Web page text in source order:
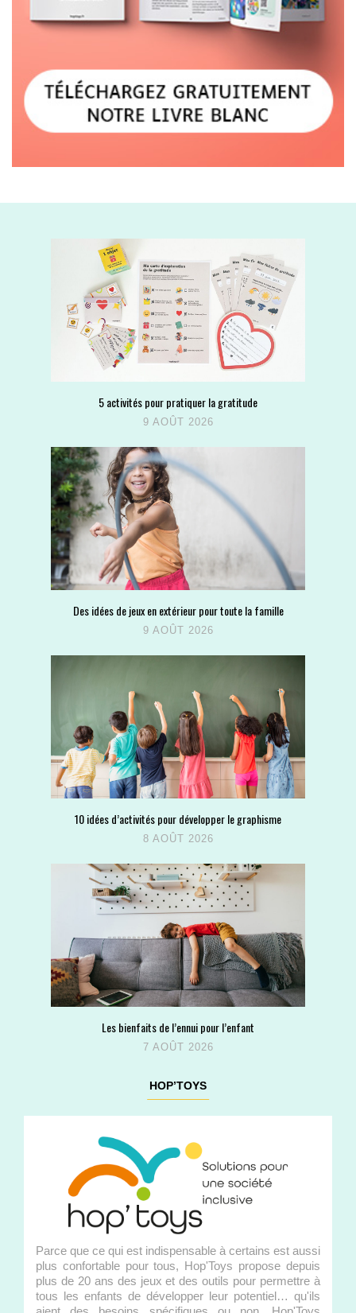
5 activités pour pratiquer la gratitude
9 AOÛT 2026
Des idées de jeux en extérieur pour toute la famille
9 AOÛT 2026
10 idées d’activités pour développer le graphisme
8 AOÛT 2026
Les bienfaits de l’ennui pour l’enfant
7 AOÛT 2026
HOP’TOYS
Parce que ce qui est indispensable à certains est aussi
plus confortable pour tous, Hop'Toys propose depuis
plus de 20 ans des jeux et des outils pour permettre à
tous les enfants de développer leur potentiel… qu'ils